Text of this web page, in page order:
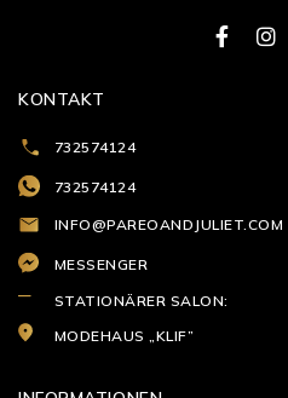
KONTAKT
732574124
732574124
INFO@PAREOANDJULIET.COM
MESSENGER
STATIONÄRER SALON:
MODEHAUS „KLIF”